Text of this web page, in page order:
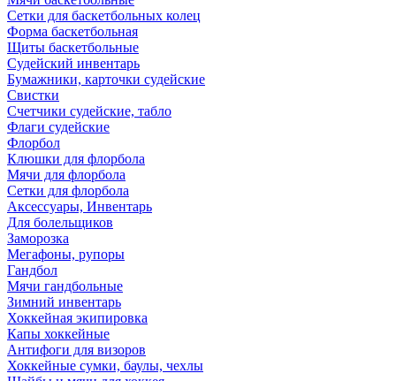
Сетки для баскетбольных колец
Форма баскетбольная
Щиты баскетбольные
Судейский инвентарь
Бумажники, карточки судейские
Свистки
Счетчики судейские, табло
Флаги судейские
Флорбол
Клюшки для флорбола
Мячи для флорбола
Сетки для флорбола
Аксессуары, Инвентарь
Для болельщиков
Заморозка
Мегафоны, рупоры
Гандбол
Мячи гандбольные
Зимний инвентарь
Хоккейная экипировка
Капы хоккейные
Антифоги для визоров
Хоккейные сумки, баулы, чехлы